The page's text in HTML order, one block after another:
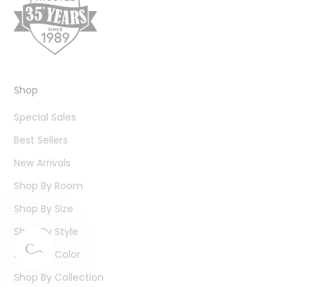
Shop
Special Sales
Best Sellers
New Arrivals
Shop By Room
Shop By Size
Shop By Style
Shop By Color
Shop By Collection